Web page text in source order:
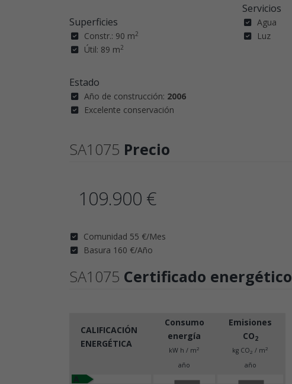
Superficies
Constr.: 90 m2
Útil: 89 m2
Estado
Año de construcción: 2006
Excelente conservación
Servicios
Agua
Luz
SA1075 Precio
109.900 €
Comunidad 55 €/Mes
Basura 160 €/Año
SA1075 Certificado energético
CALIFICACIÓN
ENERGÉTICA
Consumo
energía
kW h / m2
año
Emisiones
CO2
kg CO2 / m2
año